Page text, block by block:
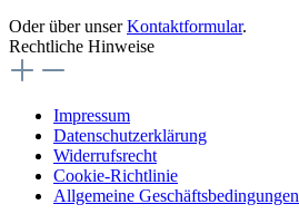
Oder über unserKontaktformular.
Rechtliche Hinweise
Impressum
Datenschutzerklärung
Widerrufsrecht
Cookie-Richtlinie
Allgemeine Geschäftsbedingungen